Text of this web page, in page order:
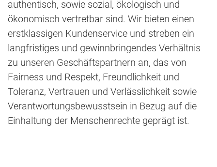
authentisch, sowie sozial, ökologisch und
ökonomisch vertretbar sind. Wir bieten einen
erstklassigen Kundenservice und streben ein
langfristiges und gewinnbringendes Verhältnis
zu unseren Geschäftspartnern an, das von
Fairness und Respekt, Freundlichkeit und
Toleranz, Vertrauen und Verlässlichkeit sowie
Verantwortungsbewusstsein in Bezug auf die
Einhaltung der Menschenrechte geprägt ist.